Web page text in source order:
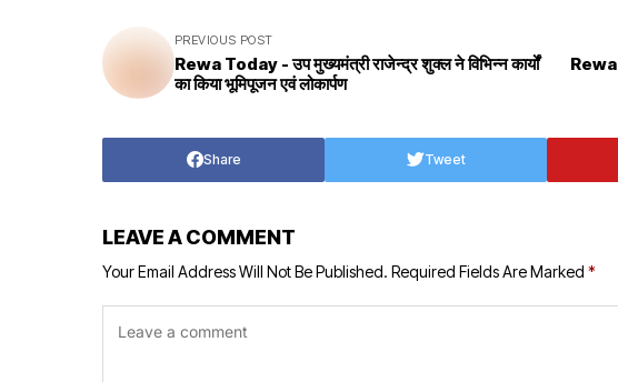
PREVIOUS POST
Rewa Today - उप मुख्यमंत्री राजेन्द्र शुक्ल ने विभिन्न कार्यों
का किया भूमिपूजन एवं लोकार्पण
Rewa
Share Tweet
LEAVE A COMMENT
Your Email Address Will Not Be Published. Required Fields Are Marked *